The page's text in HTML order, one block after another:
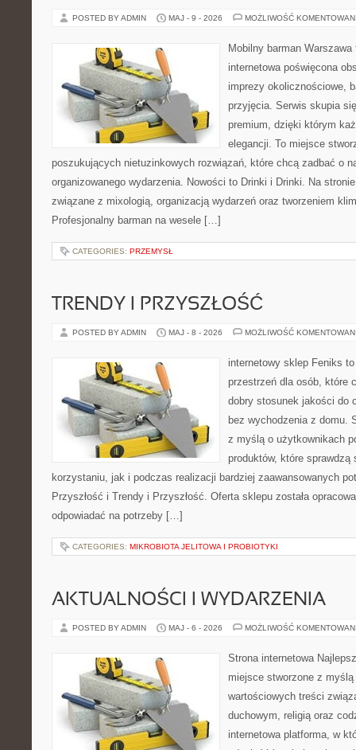
POSTED BY ADMIN MAJ - 9 - 2026 MOŻLIWOŚĆ
Mobilny barman
internetowa poświęcona
imprezy okolicznościowe,
przyjęcia. Serwis skupia
premium, dzięki którym
elegancji. To miejsce
poszukujących nietuzinkowych rozwiązań, które chcą zadbać o
organizowanego wydarzenia. Nowości to Drinki i Drinki. Na
związane z mixologią, organizacją wydarzeń oraz tworzeniem
Profesjonalny barman na wesele […]
CATEGORIES: PRZEMYSŁ
TRENDY I PRZYSZŁOŚĆ
POSTED BY ADMIN MAJ - 8 - 2026 MOŻLIWOŚĆ
internetowy sklep Feniks
przestrzeń dla osób, które
dobry stosunek jakości do
bez wychodzenia z domu.
z myślą o użytkownikach
produktów, które sprawdzą
korzystaniu, jak i podczas realizacji bardziej zaawansowanych
Przyszłość i Trendy i Przyszłość. Oferta sklepu została
odpowiadać na potrzeby […]
CATEGORIES: MIKROBIOTA JELITOWA I PROBIOTYKI
AKTUALNOŚCI I WYDARZENIA
POSTED BY ADMIN MAJ - 6 - 2026 MOŻLIWOŚĆ
Strona internetowa
miejsce stworzone z
wartościowych treści
duchowym, religią oraz
internetowa platforma, w